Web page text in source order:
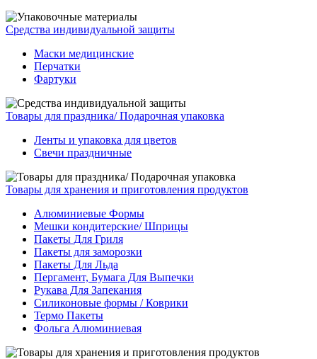
Средства индивидуальной защиты
Маски медицинские
Перчатки
Фартуки
Товары для праздника/ Подарочная упаковка
Ленты и упаковка для цветов
Свечи праздничные
Товары для хранения и приготовления продуктов
Алюминиевые Формы
Мешки кондитерские/ Шприцы
Пакеты Для Гриля
Пакеты для заморозки
Пакеты Для Льда
Пергамент, Бумага Для Выпечки
Рукава Для Запекания
Силиконовые формы / Коврики
Термо Пакеты
Фольга Алюминиевая